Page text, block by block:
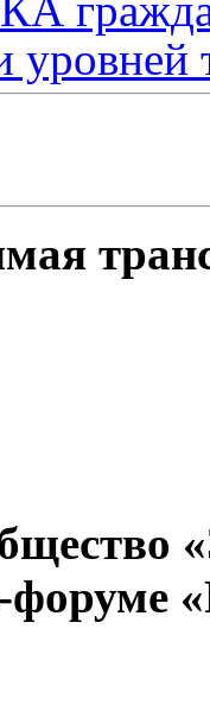
форуме